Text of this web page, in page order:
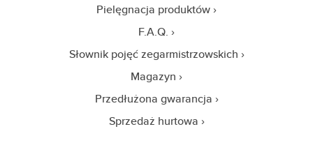
Pielęgnacja produktów
F.A.Q.
Słownik pojęć zegarmistrzowskich
Magazyn
Przedłużona gwarancja
Sprzedaż hurtowa